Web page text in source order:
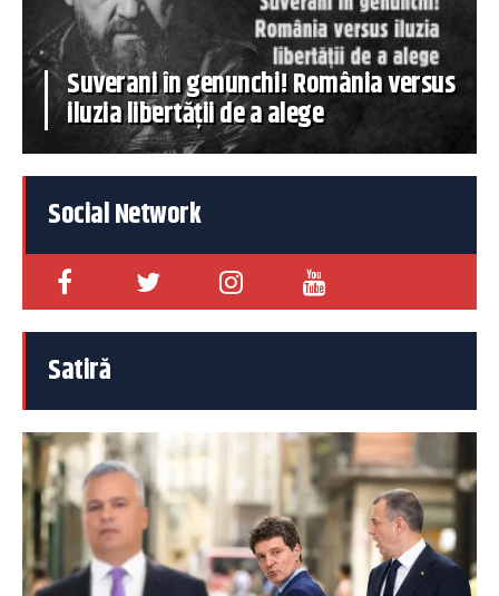
Suverani în genunchi! România versus
iluzia libertății de a alege
Social Network
Satiră